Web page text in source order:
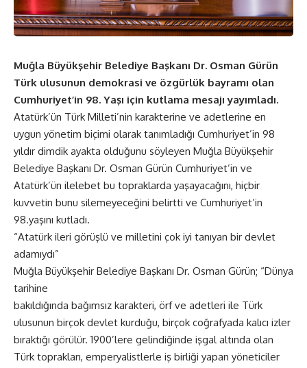
Muğla Büyükşehir Belediye Başkanı Dr. Osman Gürün
Türk ulusunun demokrasi ve özgürlük bayramı olan
Cumhuriyet’in 98. Yaşı için kutlama mesajı yayımladı.
Atatürk’ün Türk Milleti’nin karakterine ve adetlerine en
uygun yönetim biçimi olarak tanımladığı Cumhuriyet’in 98
yıldır dimdik ayakta olduğunu söyleyen Muğla Büyükşehir
Belediye Başkanı Dr. Osman Gürün Cumhuriyet’in ve
Atatürk’ün ilelebet bu topraklarda yaşayacağını, hiçbir
kuvvetin bunu silemeyeceğini belirtti ve Cumhuriyet’in
98.yaşını kutladı.
“Atatürk ileri görüşlü ve milletini çok iyi tanıyan bir devlet
adamıydı”
Muğla Büyükşehir Belediye Başkanı Dr. Osman Gürün; “Dünya
tarihine
bakıldığında bağımsız karakteri, örf ve adetleri ile Türk
ulusunun birçok devlet kurduğu, birçok coğrafyada kalıcı izler
bıraktığı görülür. 1900’lere gelindiğinde işgal altında olan
Türk toprakları, emperyalistlerle iş birliği yapan yöneticiler